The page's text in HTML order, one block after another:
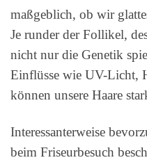
maßgeblich, ob wir
Je runder der Follikel,
nicht nur die Genetik
Einflüsse wie UV-Licht,
können unsere Haare
Interessanterweise
beim Friseurbesuch